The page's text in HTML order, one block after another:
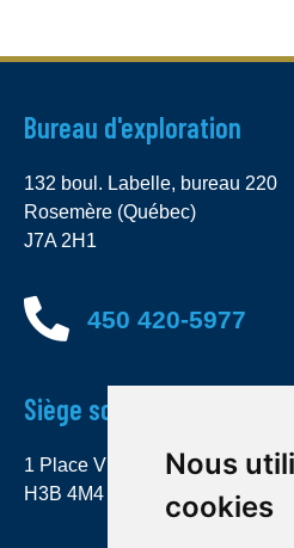
Nous
cookies
Bureau d'exploration
132 boul. Labelle, bureau 220
Rosemère (Québec)
J7A 2H1
450 420-5977
Siège social
1 Place Ville Marie, bureau
H3B 4M4